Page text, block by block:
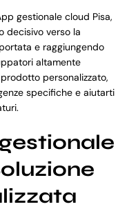
gestionale cloud Pisa,
decisivo verso la
e raggiungendo
altamente
personalizzato,
specifiche e aiutarti